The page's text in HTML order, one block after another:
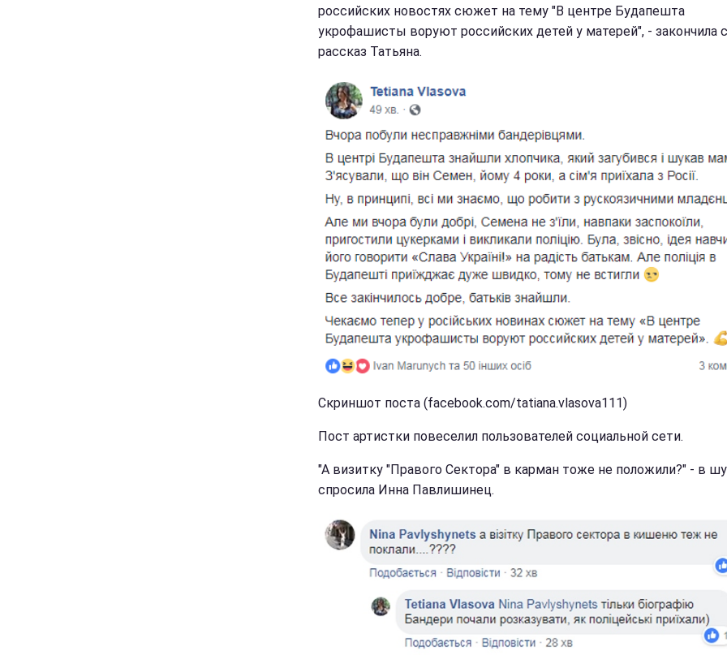
российских новостях сюжет на тему "В центре Будапешта
укрофашисты воруют российских детей у матерей", - закончила
рассказ Татьяна.
Скриншот поста (facebook.com/tatiana.vlasova111)
Пост артистки повеселил пользователей социальной сети.
"А визитку "Правого Сектора" в карман тоже не положили?" - в
спросила Инна Павлишинец.